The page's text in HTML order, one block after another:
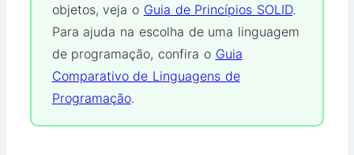
objetos, veja o Guia de Princípios SOLID.
Para ajuda na escolha de uma linguagem
de programação, confira o Guia
Comparativo de Linguagens de
Programação.